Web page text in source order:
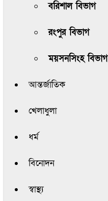
বরিশাল বিভাগ
রংপুর বিভাগ
ময়সনসিংহ বিভাগ
আন্তর্জাতিক
খেলাধুলা
ধর্ম
বিনোদন
স্বাস্থ্য